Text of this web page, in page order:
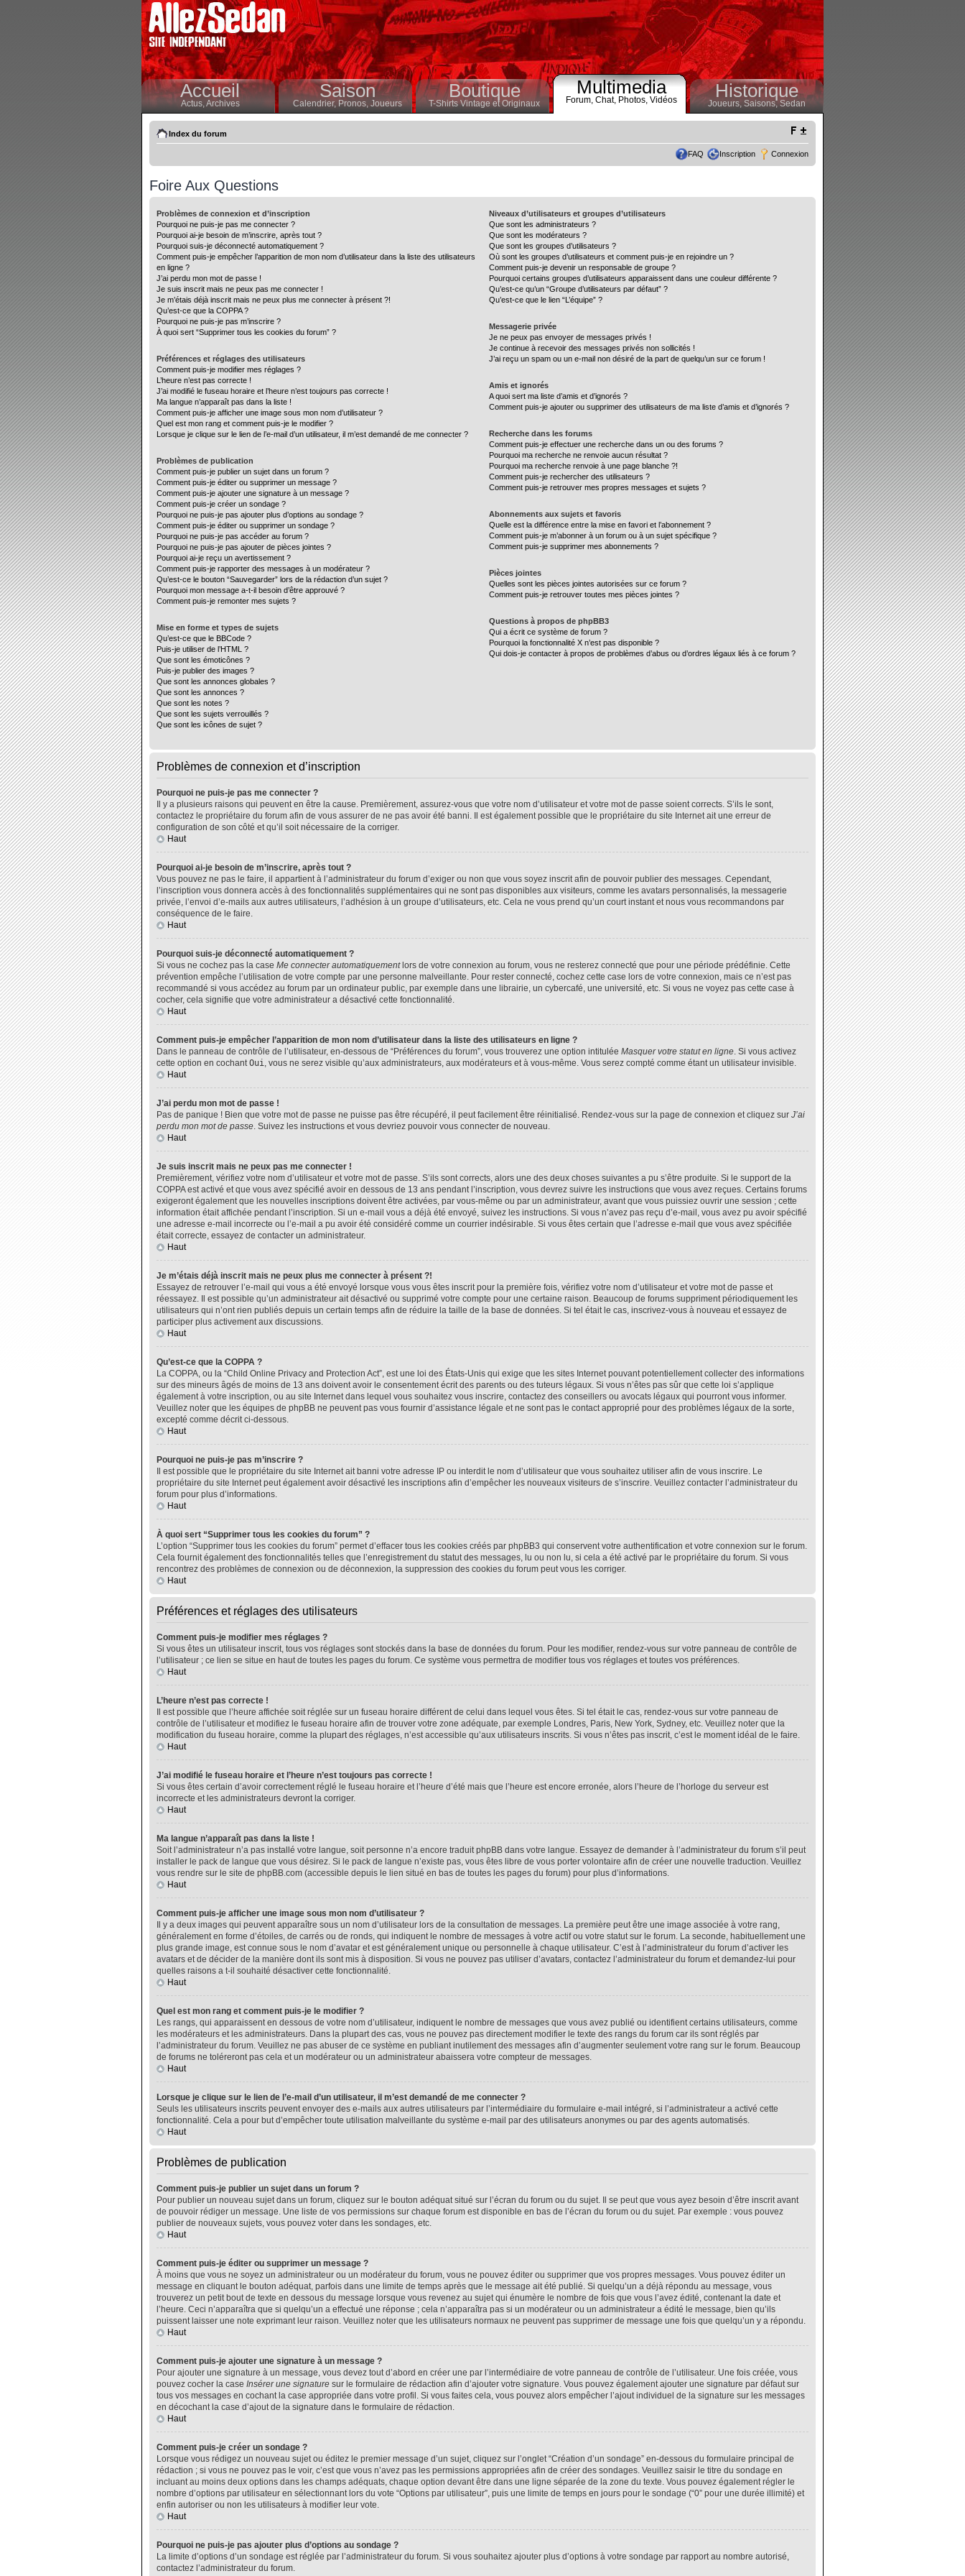
Accueil
Actus,Archives
Saison
Calendrier,Pronos, Joueurs
Boutique
T-Shirts Vintage et Originaux
Multimedia
Forum, Chat, Photos, Vidéos Historique
Joueurs, Saisons,Sedan
Index du forum
FAQ Inscription Connexion
Foire Aux Questions
Problèmes de connexion et d’inscription
Pourquoi ne puis-je pas me connecter ?
Pourquoi ai-je besoin de m’inscrire, après tout ?
Pourquoi suis-je déconnecté automatiquement ?
Comment puis-je empêcher l’apparition de mon nom d’utilisateur dans la liste des utilisateurs
en ligne ?
J’ai perdu mon mot de passe !
Je suis inscrit mais ne peux pas me connecter !
Je m’étais déjà inscrit mais ne peux plus me connecter à présent ?!
Qu’est-ce que la COPPA ?
Pourquoi ne puis-je pas m’inscrire ?
À quoi sert “Supprimer tous les cookies du forum” ?
Préférences et réglages des utilisateurs
Comment puis-je modifier mes réglages ?
L’heure n’est pas correcte !
J’ai modifié le fuseau horaire et l’heure n’est toujours pas correcte !
Ma langue n’apparaît pas dans la liste !
Comment puis-je afficher une image sous mon nom d’utilisateur ?
Quel est mon rang et comment puis-je le modifier ?
Lorsque je clique sur le lien de l’e-mail d’un utilisateur, il m’est demandé de me connecter ?
Problèmes de publication
Comment puis-je publier un sujet dans un forum ?
Comment puis-je éditer ou supprimer un message ?
Comment puis-je ajouter une signature à un message ?
Comment puis-je créer un sondage ?
Pourquoi ne puis-je pas ajouter plus d’options au sondage ?
Comment puis-je éditer ou supprimer un sondage ?
Pourquoi ne puis-je pas accéder au forum ?
Pourquoi ne puis-je pas ajouter de pièces jointes ?
Pourquoi ai-je reçu un avertissement ?
Comment puis-je rapporter des messages à un modérateur ?
Qu’est-ce le bouton “Sauvegarder” lors de la rédaction d’un sujet ?
Pourquoi mon message a-t-il besoin d’être approuvé ?
Comment puis-je remonter mes sujets ?
Mise en forme et types de sujets
Qu’est-ce que le BBCode ?
Puis-je utiliser de l’HTML ?
Que sont les émoticônes ?
Puis-je publier des images ?
Que sont les annonces globales ?
Que sont les annonces ?
Que sont les notes ?
Que sont les sujets verrouillés ?
Que sont les icônes de sujet ?
Niveaux d’utilisateurs et groupes d’utilisateurs
Que sont les administrateurs ?
Que sont les modérateurs ?
Que sont les groupes d’utilisateurs ?
Où sont les groupes d’utilisateurs et comment puis-je en rejoindre un ?
Comment puis-je devenir un responsable de groupe ?
Pourquoi certains groupes d’utilisateurs apparaissent dans une couleur différente ?
Qu’est-ce qu’un “Groupe d’utilisateurs par défaut” ?
Qu’est-ce que le lien “L’équipe” ?
Messagerie privée
Je ne peux pas envoyer de messages privés !
Je continue à recevoir des messages privés non sollicités !
J’ai reçu un spam ou un e-mail non désiré de la part de quelqu’un sur ce forum !
Amis et ignorés
A quoi sert ma liste d’amis et d’ignorés ?
Comment puis-je ajouter ou supprimer des utilisateurs de ma liste d’amis et d’ignorés ?
Recherche dans les forums
Comment puis-je effectuer une recherche dans un ou des forums ?
Pourquoi ma recherche ne renvoie aucun résultat ?
Pourquoi ma recherche renvoie à une page blanche ?!
Comment puis-je rechercher des utilisateurs ?
Comment puis-je retrouver mes propres messages et sujets ?
Abonnements aux sujets et favoris
Quelle est la différence entre la mise en favori et l’abonnement ?
Comment puis-je m’abonner à un forum ou à un sujet spécifique ?
Comment puis-je supprimer mes abonnements ?
Pièces jointes
Quelles sont les pièces jointes autorisées sur ce forum ?
Comment puis-je retrouver toutes mes pièces jointes ?
Questions à propos de phpBB3
Qui a écrit ce système de forum ?
Pourquoi la fonctionnalité X n’est pas disponible ?
Qui dois-je contacter à propos de problèmes d’abus ou d’ordres légaux liés à ce forum ?
Problèmes de connexion et d’inscription
Pourquoi ne puis-je pas me connecter ?
Il y a plusieurs raisons qui peuvent en être la cause. Premièrement, assurez-vous que votre nom d’utilisateur et votre mot de passe soient corrects. S’ils le sont,
contactez le propriétaire du forum afin de vous assurer de ne pas avoir été banni. Il est également possible que le propriétaire du site Internet ait une erreur de
configuration de son côté et qu’il soit nécessaire de la corriger.
Haut
Pourquoi ai-je besoin de m’inscrire, après tout ?
Vous pouvez ne pas le faire, il appartient à l’administrateur du forum d’exiger ou non que vous soyez inscrit afin de pouvoir publier des messages. Cependant,
l’inscription vous donnera accès à des fonctionnalités supplémentaires qui ne sont pas disponibles aux visiteurs, comme les avatars personnalisés, la messagerie
privée, l’envoi d’e-mails aux autres utilisateurs, l’adhésion à un groupe d’utilisateurs, etc. Cela ne vous prend qu’un court instant et nous vous recommandons par
conséquence de le faire.
Haut
Pourquoi suis-je déconnecté automatiquement ?
Si vous ne cochez pas la case Me connecter automatiquementlors de votre connexion au forum, vous ne resterez connecté que pour une période prédéfinie. Cette
prévention empêche l’utilisation de votre compte par une personne malveillante. Pour rester connecté, cochez cette case lors de votre connexion, mais ce n’est pas
recommandé si vous accédez au forum par un ordinateur public, par exemple dans une librairie, un cybercafé, une université, etc. Si vous ne voyez pas cette case à
cocher, cela signifie que votre administrateur a désactivé cette fonctionnalité.
Haut
Comment puis-je empêcher l’apparition de mon nom d’utilisateur dans la liste des utilisateurs en ligne ?
Dans le panneau de contrôle de l’utilisateur, en-dessous de “Préférences du forum”, vous trouverez une option intitulée Masquer votre statut en ligne. Si vous activez
cette option en cochantOui, vous ne serez visible qu’aux administrateurs, aux modérateurs et à vous-même. Vous serez compté comme étant un utilisateur invisible.
Haut
J’ai perdu mon mot de passe !
Pas de panique ! Bien que votre mot de passe ne puisse pas être récupéré, il peut facilement être réinitialisé. Rendez-vous sur la page de connexion et cliquez sur J’ai
perdu mon mot de passe. Suivez les instructions et vous devriez pouvoir vous connecter de nouveau.
Haut
Je suis inscrit mais ne peux pas me connecter !
Premièrement, vérifiez votre nom d’utilisateur et votre mot de passe. S’ils sont corrects, alors une des deux choses suivantes a pu s’être produite. Si le support de la
COPPA est activé et que vous avez spécifié avoir en dessous de 13 ans pendant l’inscription, vous devrez suivre les instructions que vous avez reçues. Certains forums
exigeront également que les nouvelles inscriptions doivent être activées, par vous-même ou par un administrateur, avant que vous puissiez ouvrir une session ; cette
information était affichée pendant l’inscription. Si un e-mail vous a déjà été envoyé, suivez les instructions. Si vous n’avez pas reçu d’e-mail, vous avez pu avoir spécifié
une adresse e-mail incorrecte ou l’e-mail a pu avoir été considéré comme un courrier indésirable. Si vous êtes certain que l’adresse e-mail que vous avez spécifiée
était correcte, essayez de contacter un administrateur.
Haut
Je m’étais déjà inscrit mais ne peux plus me connecter à présent ?!
Essayez de retrouver l’e-mail qui vous a été envoyé lorsque vous vous êtes inscrit pour la première fois, vérifiez votre nom d’utilisateur et votre mot de passe et
réessayez. Il est possible qu’un administrateur ait désactivé ou supprimé votre compte pour une certaine raison. Beaucoup de forums suppriment périodiquement les
utilisateurs qui n’ont rien publiés depuis un certain temps afin de réduire la taille de la base de données. Si tel était le cas, inscrivez-vous à nouveau et essayez de
participer plus activement aux discussions.
Haut
Qu’est-ce que la COPPA ?
La COPPA, ou la “Child Online Privacy and Protection Act”, est une loi des États-Unis qui exige que les sites Internet pouvant potentiellement collecter des informations
sur des mineurs âgés de moins de 13 ans doivent avoir le consentement écrit des parents ou des tuteurs légaux. Si vous n’êtes pas sûr que cette loi s’applique
également à votre inscription, ou au site Internet dans lequel vous souhaitez vous inscrire, contactez des conseillers ou avocats légaux qui pourront vous informer.
Veuillez noter que les équipes de phpBB ne peuvent pas vous fournir d’assistance légale et ne sont pas le contact approprié pour des problèmes légaux de la sorte,
excepté comme décrit ci-dessous.
Haut
Pourquoi ne puis-je pas m’inscrire ?
Il est possible que le propriétaire du site Internet ait banni votre adresse IP ou interdit le nom d’utilisateur que vous souhaitez utiliser afin de vous inscrire. Le
propriétaire du site Internet peut également avoir désactivé les inscriptions afin d’empêcher les nouveaux visiteurs de s’inscrire. Veuillez contacter l’administrateur du
forum pour plus d’informations.
Haut
À quoi sert “Supprimer tous les cookies du forum” ?
L’option “Supprimer tous les cookies du forum” permet d’effacer tous les cookies créés par phpBB3 qui conservent votre authentification et votre connexion sur le forum.
Cela fournit également des fonctionnalités telles que l’enregistrement du statut des messages, lu ou non lu, si cela a été activé par le propriétaire du forum. Si vous
rencontrez des problèmes de connexion ou de déconnexion, la suppression des cookies du forum peut vous les corriger.
Haut
Préférences et réglages des utilisateurs
Comment puis-je modifier mes réglages ?
Si vous êtes un utilisateur inscrit, tous vos réglages sont stockés dans la base de données du forum. Pour les modifier, rendez-vous sur votre panneau de contrôle de
l’utilisateur ; ce lien se situe en haut de toutes les pages du forum. Ce système vous permettra de modifier tous vos réglages et toutes vos préférences.
Haut
L’heure n’est pas correcte !
Il est possible que l’heure affichée soit réglée sur un fuseau horaire différent de celui dans lequel vous êtes. Si tel était le cas, rendez-vous sur votre panneau de
contrôle de l’utilisateur et modifiez le fuseau horaire afin de trouver votre zone adéquate, par exemple Londres, Paris, New York, Sydney, etc. Veuillez noter que la
modification du fuseau horaire, comme la plupart des réglages, n’est accessible qu’aux utilisateurs inscrits. Si vous n’êtes pas inscrit, c’est le moment idéal de le faire.
Haut
J’ai modifié le fuseau horaire et l’heure n’est toujours pas correcte !
Si vous êtes certain d’avoir correctement réglé le fuseau horaire et l’heure d’été mais que l’heure est encore erronée, alors l’heure de l’horloge du serveur est
incorrecte et les administrateurs devront la corriger.
Haut
Ma langue n’apparaît pas dans la liste !
Soit l’administrateur n’a pas installé votre langue, soit personne n’a encore traduit phpBB dans votre langue. Essayez de demander à l’administrateur du forum s’il peut
installer le pack de langue que vous désirez. Si le pack de langue n’existe pas, vous êtes libre de vous porter volontaire afin de créer une nouvelle traduction. Veuillez
vous rendre sur le site de phpBB.com (accessible depuis le lien situé en bas de toutes les pages du forum) pour plus d’informations.
Haut
Comment puis-je afficher une image sous mon nom d’utilisateur ?
Il y a deux images qui peuvent apparaître sous un nom d’utilisateur lors de la consultation de messages. La première peut être une image associée à votre rang,
généralement en forme d’étoiles, de carrés ou de ronds, qui indiquent le nombre de messages à votre actif ou votre statut sur le forum. La seconde, habituellement une
plus grande image, est connue sous le nom d’avatar et est généralement unique ou personnelle à chaque utilisateur. C’est à l’administrateur du forum d’activer les
avatars et de décider de la manière dont ils sont mis à disposition. Si vous ne pouvez pas utiliser d’avatars, contactez l’administrateur du forum et demandez-lui pour
quelles raisons a t-il souhaité désactiver cette fonctionnalité.
Haut
Quel est mon rang et comment puis-je le modifier ?
Les rangs, qui apparaissent en dessous de votre nom d’utilisateur, indiquent le nombre de messages que vous avez publié ou identifient certains utilisateurs, comme
les modérateurs et les administrateurs. Dans la plupart des cas, vous ne pouvez pas directement modifier le texte des rangs du forum car ils sont réglés par
l’administrateur du forum. Veuillez ne pas abuser de ce système en publiant inutilement des messages afin d’augmenter seulement votre rang sur le forum. Beaucoup
de forums ne toléreront pas cela et un modérateur ou un administrateur abaissera votre compteur de messages.
Haut
Lorsque je clique sur le lien de l’e-mail d’un utilisateur, il m’est demandé de me connecter ?
Seuls les utilisateurs inscrits peuvent envoyer des e-mails aux autres utilisateurs par l’intermédiaire du formulaire e-mail intégré, si l’administrateur a activé cette
fonctionnalité. Cela a pour but d’empêcher toute utilisation malveillante du système e-mail par des utilisateurs anonymes ou par des agents automatisés.
Haut
Problèmes de publication
Comment puis-je publier un sujet dans un forum ?
Pour publier un nouveau sujet dans un forum, cliquez sur le bouton adéquat situé sur l’écran du forum ou du sujet. Il se peut que vous ayez besoin d’être inscrit avant
de pouvoir rédiger un message. Une liste de vos permissions sur chaque forum est disponible en bas de l’écran du forum ou du sujet. Par exemple : vous pouvez
publier de nouveaux sujets, vous pouvez voter dans les sondages, etc.
Haut
Comment puis-je éditer ou supprimer un message ?
À moins que vous ne soyez un administrateur ou un modérateur du forum, vous ne pouvez éditer ou supprimer que vos propres messages. Vous pouvez éditer un
message en cliquant le bouton adéquat, parfois dans une limite de temps après que le message ait été publié. Si quelqu’un a déjà répondu au message, vous
trouverez un petit bout de texte en dessous du message lorsque vous revenez au sujet qui énumère le nombre de fois que vous l’avez édité, contenant la date et
l’heure. Ceci n’apparaîtra que si quelqu’un a effectué une réponse ; cela n’apparaîtra pas si un modérateur ou un administrateur a édité le message, bien qu’ils
puissent laisser une note exprimant leur raison. Veuillez noter que les utilisateurs normaux ne peuvent pas supprimer de message une fois que quelqu’un y a répondu.
Haut
Comment puis-je ajouter une signature à un message ?
Pour ajouter une signature à un message, vous devez tout d’abord en créer une par l’intermédiaire de votre panneau de contrôle de l’utilisateur. Une fois créée, vous
pouvez cocher la case Insérer une signature sur le formulaire de rédaction afin d’ajouter votre signature. Vous pouvez également ajouter une signature par défaut sur
tous vos messages en cochant la case appropriée dans votre profil. Si vous faites cela, vous pouvez alors empêcher l’ajout individuel de la signature sur les messages
en décochant la case d’ajout de la signature dans le formulaire de rédaction.
Haut
Comment puis-je créer un sondage ?
Lorsque vous rédigez un nouveau sujet ou éditez le premier message d’un sujet, cliquez sur l’onglet “Création d’un sondage” en-dessous du formulaire principal de
rédaction ; si vous ne pouvez pas le voir, c’est que vous n’avez pas les permissions appropriées afin de créer des sondages. Veuillez saisir le titre du sondage en
incluant au moins deux options dans les champs adéquats, chaque option devant être dans une ligne séparée de la zone du texte. Vous pouvez également régler le
nombre d’options par utilisateur en sélectionnant lors du vote “Options par utilisateur”, puis une limite de temps en jours pour le sondage (“0” pour une durée illimité) et
enfin autoriser ou non les utilisateurs à modifier leur vote.
Haut
Pourquoi ne puis-je pas ajouter plus d’options au sondage ?
La limite d’options d’un sondage est réglée par l’administrateur du forum. Si vous souhaitez ajouter plus d’options à votre sondage par rapport au nombre autorisé,
contactez l’administrateur du forum.